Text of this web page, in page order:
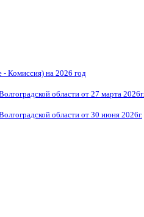
- Комиссия) на 2026 год
области от 27 марта 2026г.
области от 30 июня 2026г.